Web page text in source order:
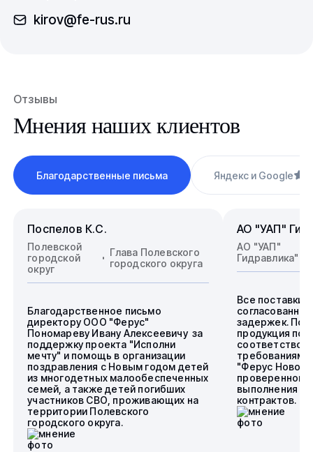
kirov@fe-rus.ru
Отзывы
Мнения наших клиентов
Благодарственные письма Яндекс и Google
Поспелов К.С.
Полевской
городской
округ
Глава Полевского
городского округа
Благодарственное письмо
директору ООО "Ферус"
Пономареву Ивану Алексеевичу за
поддержку проекта "Исполни
мечту" и помощь в организации
поздравления с Новым годом детей
из многодетных малообеспеченных
семей, а также детей погибших
участников СВО, проживающих на
территории Полевского
городского округа.
АО "УАП"
АО "УАП"
Гидравлика"
Все поставки
задержек.
продукция
требованиям.
"Ферус
проверенного
выполнения
контрактов.